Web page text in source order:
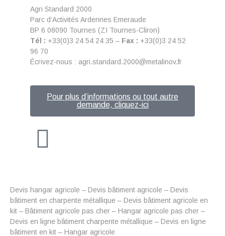
Agri Standard 2000
Parc d’Activités Ardennes Emeraude
BP 6 08090 Tournes (ZI Tournes-Cliron)
Tél : +33(0)3 24 54 24 35 – Fax : +33(0)3 24 52
96 70
Écrivez-nous : agri.standard.2000@metalinov.fr
Pour plus d’informations ou tout autre
demande, cliquez-ici
Devis hangar agricole – Devis bâtiment agricole – Devis
bâtiment en charpente métallique – Devis bâtiment agricole en
kit – Bâtiment agricole pas cher – Hangar agricole pas cher –
Devis en ligne bâtiment charpente métallique – Devis en ligne
bâtiment en kit – Hangar agricole